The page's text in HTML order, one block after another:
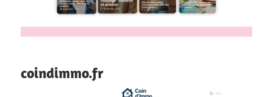
coindimmo.fr